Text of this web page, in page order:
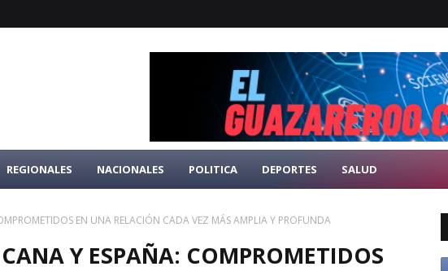
REGIONALES NACIONALES POLITICA DEPORTES SALUD
EN UNA RELACIÓN CADA VEZ MÁS AMPLIA Y PROFUNDA
Y ESPAÑA: COMPROMETIDOS